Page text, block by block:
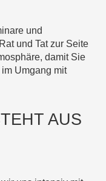
und
und Tat zur Seite
damit Sie
Umgang mit
AUS